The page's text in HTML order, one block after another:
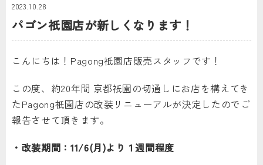
2023.10.28
パゴン祇園店が新しくなります！
こんにちは！Pagong祇園店販売スタッフです！
この度、約20年間 京都祇園の切通しにお店を構えてき
たPagong祇園店の改装リニューアルが決定したのでご
報告させて頂きます。
・改装期間：11/6(月)より１週間程度